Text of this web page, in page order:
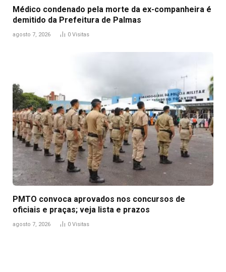
Médico condenado pela morte da ex-companheira é
demitido da Prefeitura de Palmas
agosto 7, 2026 0 Visitas
PMTO convoca aprovados nos concursos de
oficiais e praças; veja lista e prazos
agosto 7, 2026 0 Visitas